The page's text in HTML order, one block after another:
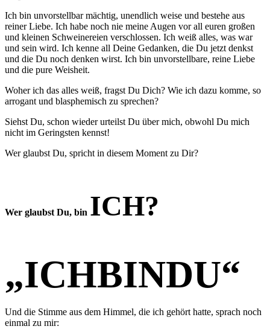
Ich bin unvorstellbar mächtig, unendlich weise und bestehe aus
reiner Liebe. Ich habe noch nie meine Augen vor all euren großen
und kleinen Schweinereien verschlossen. Ich weiß alles, was war
und sein wird. Ich kenne all Deine Gedanken, die Du jetzt denkst
und die Du noch denken wirst. Ich bin unvorstellbare, reine Liebe
und die pure Weisheit.
Woher ich das alles weiß, fragst Du Dich? Wie ich dazu komme, so
arrogant und blasphemisch zu sprechen?
Siehst Du, schon wieder urteilst Du über mich, obwohl Du mich
nicht im Geringsten kennst!
Wer glaubst Du, spricht in diesem Moment zu Dir?
Wer glaubst Du, bin ICH?
„ICHBINDU“
Und die Stimme aus dem Himmel, die ich gehört hatte, sprach noch
einmal zu mir: